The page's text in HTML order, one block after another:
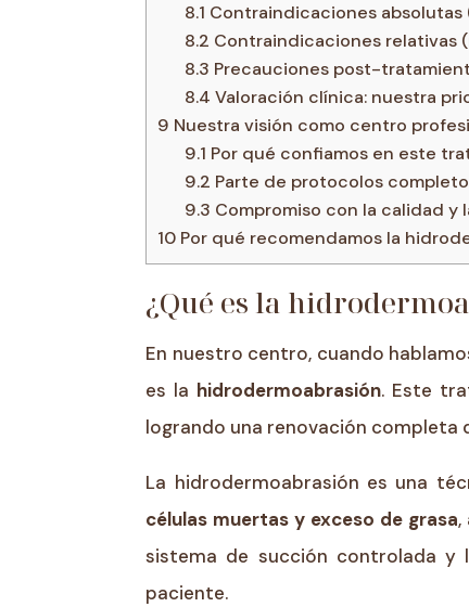
8.1 Contraindicaciones
8.2 Contraindicaciones relativas
8.3 Precauciones post-
8.4 Valoración clínica: nuestra
9 Nuestra visión como centro
9.1 Por qué confiamos en este
9.2 Parte de protocolos
9.3 Compromiso con la calidad y
10 Por qué recomendamos la
¿Qué es la
En nuestro centro, cuando
es la hidrodermoabrasión. Este
logrando una renovación completa
La hidrodermoabrasión es una
células muertas y exceso de grasa,
sistema de succión controlada y
paciente.